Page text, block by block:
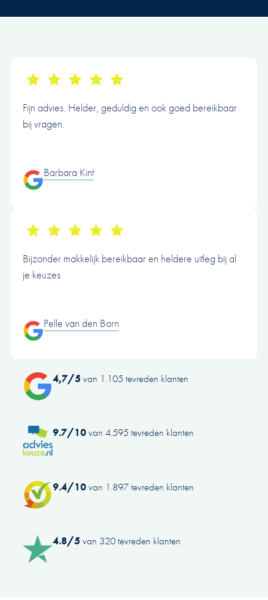
Fijn advies. Helder, geduldig en ook goed bereikbaar
bij vragen.
Barbara Kint
Bijzonder makkelijk bereikbaar en heldere uitleg bij al
je keuzes
Pelle van den Born
4,7/5 van 1.105 tevreden klanten
9.7/10van 4.595 tevreden klanten
9.4/10van 1.897 tevreden klanten
4.8/5 van 320 tevreden klanten